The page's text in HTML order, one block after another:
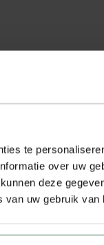
te
over uw
deze
uw gebruik van
je
warme wollen trui.